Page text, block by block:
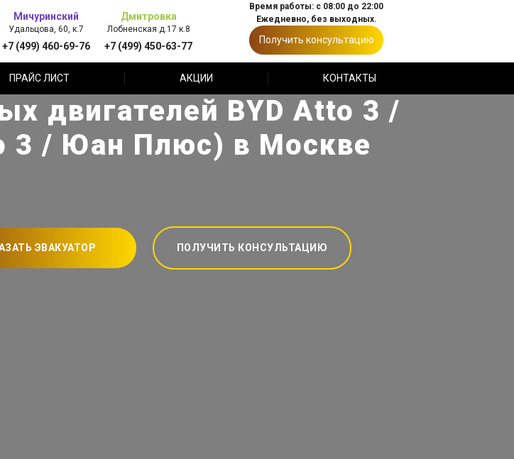
Мичуринский
Удальцова, 60, к.7
+7 (499) 460-69-76
Дмитровка
Лобненская д.17 к.8
+7 (499) 450-63-77
Время работы: с 08:00 до 22:00
Ежедневно, без выходных.
Получить консультацию
ПРАЙС ЛИСТ АКЦИИ КОНТАКТЫ
двигателей BYD Atto 3 /
3 / Юан Плюс) в Москве
ЭВАКУАТОР ПОЛУЧИТЬ КОНСУЛЬТАЦИЮ